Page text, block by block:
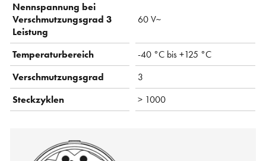
Nennspannung bei
Verschmutzungsgrad 3
Leistung
60 V~
Temperaturbereich
-40 °C bis +125 °C
Verschmutzungsgrad
3
Steckzyklen
> 1000